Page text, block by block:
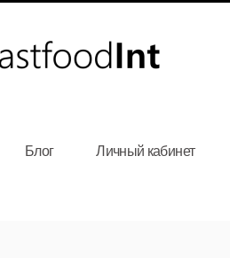
Блог Личный кабинет